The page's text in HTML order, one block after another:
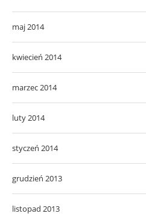
maj 2014
kwiecień 2014
marzec 2014
luty 2014
styczeń 2014
grudzień 2013
listopad 2013